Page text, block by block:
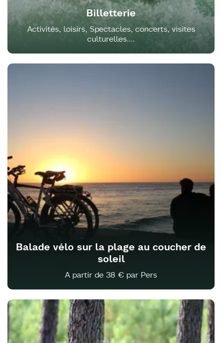
Billetterie
Activités, loisirs, Spectacles, concerts, visites
culturelles....
Balade vélo sur la plage au coucher de
soleil
A partir de 38 € par Pers